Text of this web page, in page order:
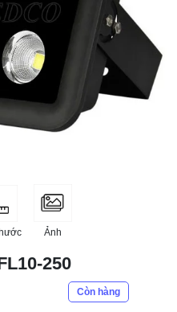
Ảnh
250
Còn hàng